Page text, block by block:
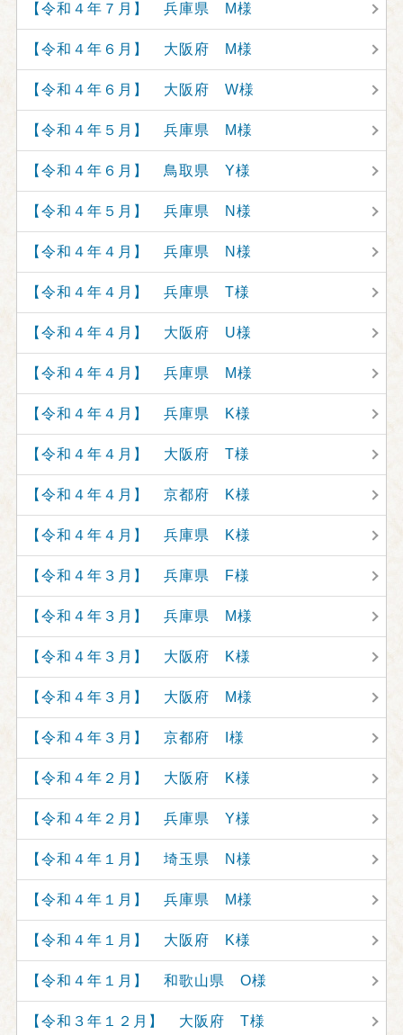
【令和４年７月】 兵庫県 M様
【令和４年６月】 大阪府 M様
【令和４年６月】 大阪府 W様
【令和４年５月】 兵庫県 M様
【令和４年６月】 鳥取県 Y様
【令和４年５月】 兵庫県 N様
【令和４年４月】 兵庫県 N様
【令和４年４月】 兵庫県 T様
【令和４年４月】 大阪府 U様
【令和４年４月】 兵庫県 M様
【令和４年４月】 兵庫県 K様
【令和４年４月】 大阪府 T様
【令和４年４月】 京都府 K様
【令和４年４月】 兵庫県 K様
【令和４年３月】 兵庫県 F様
【令和４年３月】 兵庫県 M様
【令和４年３月】 大阪府 K様
【令和４年３月】 大阪府 M様
【令和４年３月】 京都府 I様
【令和４年２月】 大阪府 K様
【令和４年２月】 兵庫県 Y様
【令和４年１月】 埼玉県 N様
【令和４年１月】 兵庫県 M様
【令和４年１月】 大阪府 K様
【令和４年１月】 和歌山県 O様
【令和３年１２月】 大阪府 T様